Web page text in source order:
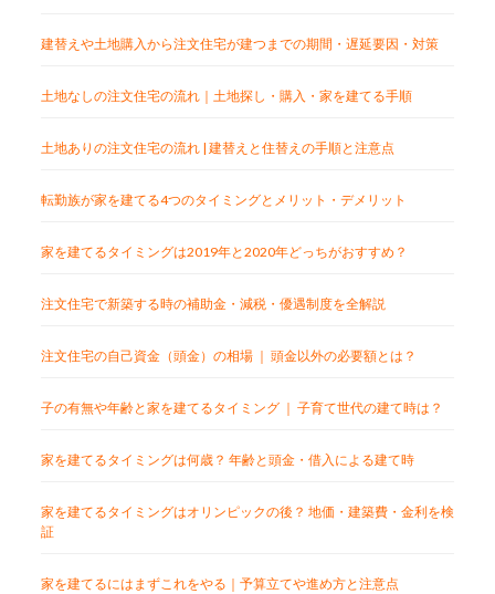
建替えや土地購入から注文住宅が建つまでの期間・遅延要因・対策
土地なしの注文住宅の流れ｜土地探し・購入・家を建てる手順
土地ありの注文住宅の流れ | 建替えと住替えの手順と注意点
転勤族が家を建てる4つのタイミングとメリット・デメリット
家を建てるタイミングは2019年と2020年どっちがおすすめ？
注文住宅で新築する時の補助金・減税・優遇制度を全解説
注文住宅の自己資金（頭金）の相場 ｜ 頭金以外の必要額とは？
子の有無や年齢と家を建てるタイミング ｜ 子育て世代の建て時は？
家を建てるタイミングは何歳？ 年齢と頭金・借入による建て時
家を建てるタイミングはオリンピックの後？ 地価・建築費・金利を検
証
家を建てるにはまずこれをやる｜予算立てや進め方と注意点